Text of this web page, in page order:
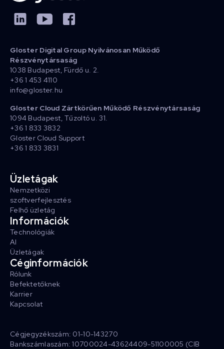
Gloster Digital Group Nyilvánosan Működő
Részvénytársaság
1038 Budapest, Fürdő u. 2.
+36 1 453 4110
info@gloster.hu
Gloster Cloud Zártkörűen Működő Részvénytársaság
1094 Budapest, Tűzoltó u. 31.
+36 1 833 3832
Gloster Cloud Support
+36 1 833 3831
Üzletágak
Nemzetközi
szoftverfejlesztés
Felhő üzletág
Információk
Technológiák
AI
Üzletágak
Céginformációk
Rólunk
Befektetőknek
Karrier
Kapcsolat
Cégjegyzékszám: 01-10-143270
Bankszámlaszám: 10700024-43624409-51100005 (CIB